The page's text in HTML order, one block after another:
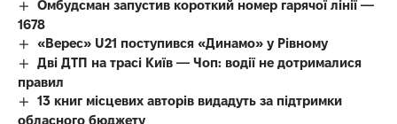
Омбудсман запустив короткий номер гарячої лінії —
1678
«Верес» U21 поступився «Динамо» у Рівному
Дві ДТП на трасі Київ — Чоп: водії не дотрималися
правил
13 книг місцевих авторів видадуть за підтримки
обласного бюджету